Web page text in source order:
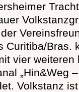
Curitiba/Bras.
vier weiteren
„Hin&Weg
Volkstanz